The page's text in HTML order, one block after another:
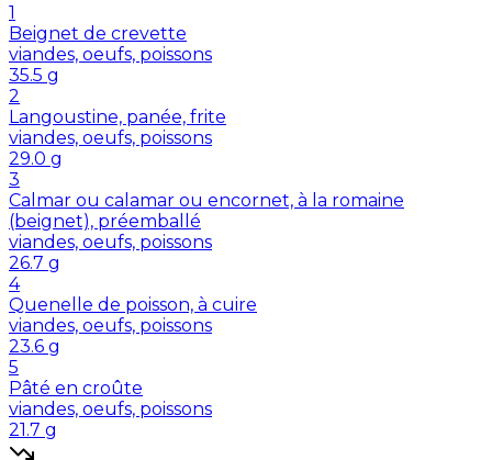
1
Beignet de crevette
viandes, oeufs, poissons
35.5 g
2
Langoustine, panée, frite
viandes, oeufs, poissons
29.0 g
3
Calmar ou calamar ou encornet, à la romaine
(beignet), préemballé
viandes, oeufs, poissons
26.7 g
4
Quenelle de poisson, à cuire
viandes, oeufs, poissons
23.6 g
5
Pâté en croûte
viandes, oeufs, poissons
21.7 g